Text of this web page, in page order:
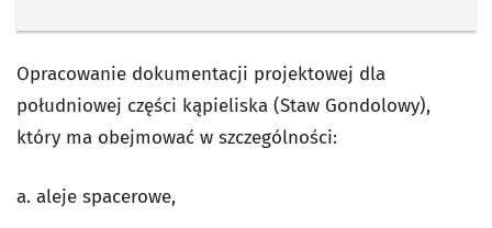
Opracowanie dokumentacji projektowej dla
południowej części kąpieliska (Staw Gondolowy),
który ma obejmować w szczególności:
a. aleje spacerowe,